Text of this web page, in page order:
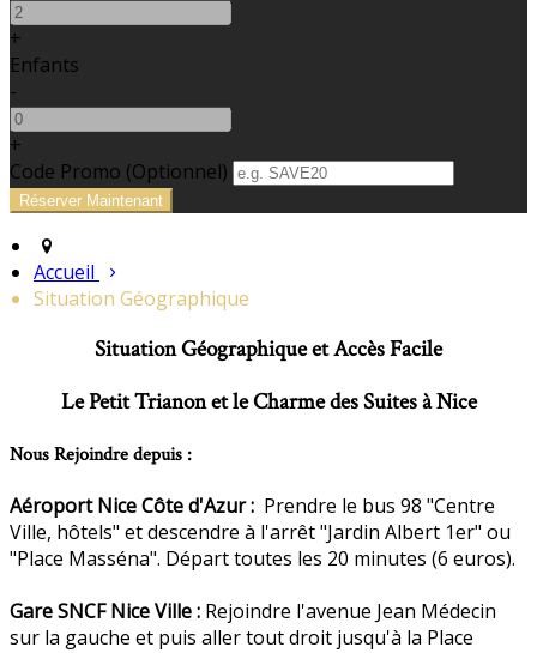
+
Enfants
-
+
Code Promo (Optionnel)
Accueil
Situation Géographique
Situation Géographique et Accès Facile
Le Petit Trianon et le Charme des Suites à Nice
Nous Rejoindre depuis :
Aéroport Nice Côte d'Azur : Prendre le bus 98 "Centre
Ville, hôtels" et descendre à l'arrêt "Jardin Albert 1er" ou
"Place Masséna". Départ toutes les 20 minutes (6 euros).
Gare SNCF Nice Ville : Rejoindre l'avenue Jean Médecin
sur la gauche et puis aller tout droit jusqu'à la Place